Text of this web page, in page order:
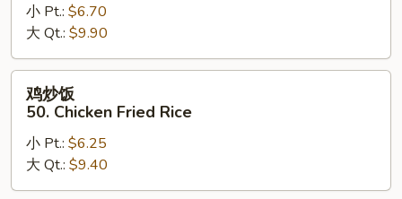
49.
Shrimp
Fried
Rice
小 Pt.: $6.70
大 Qt.: $9.90
50.
Chicken
Fried
鸡炒饭
50. Chicken Fried Rice
小 Pt.: $6.25
大 Qt.: $9.40